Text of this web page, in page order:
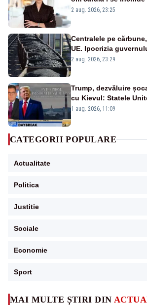
MAI MULTE ȘTIRI DIN
portiță?”
2 aug. 2026, 23:25
Centralele pe
UE. Ipocrizia
după starea de alertă
2 aug. 2026, 23:29
Trump, dezvăluire
cu Kievul: Statele
tot ce vor» din minele
1 aug. 2026, 11:09
CATEGORII POPULARE
Actualitate
Politica
Justitie
Sociale
Economie
Sport